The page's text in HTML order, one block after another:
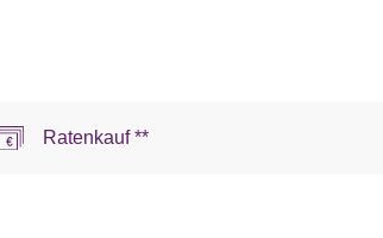
Ratenkauf **